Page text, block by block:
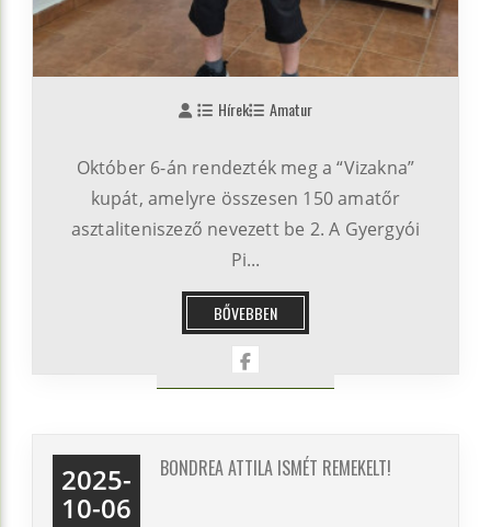
Hírek Amatur
Október 6-án rendezték meg a “Vizakna”
kupát, amelyre összesen 150 amatőr
asztaliteniszező nevezett be 2. A Gyergyói
Pi...
BŐVEBBEN
2025-
10-06
BONDREA ATTILA ISMÉT REMEKELT!